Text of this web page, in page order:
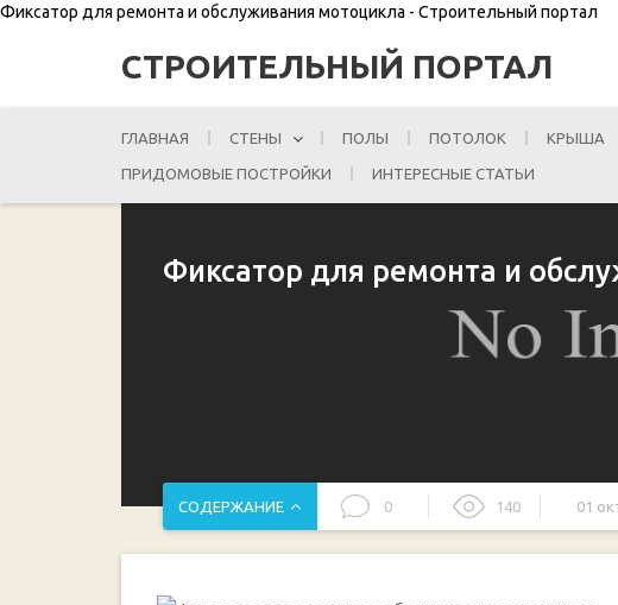
Фиксатор для ремонта и обслуживания мотоцикла - Строительный портал
СТРОИТЕЛЬНЫЙ ПОРТАЛ
ГЛАВНАЯ СТЕНЫ ПОЛЫ ПОТОЛОК КРЫША
ПРИДОМОВЫЕ ПОСТРОЙКИ ИНТЕРЕСНЫЕ СТАТЬИ
Фиксатор для ремонта и
СОДЕРЖАНИЕ 0 140 01